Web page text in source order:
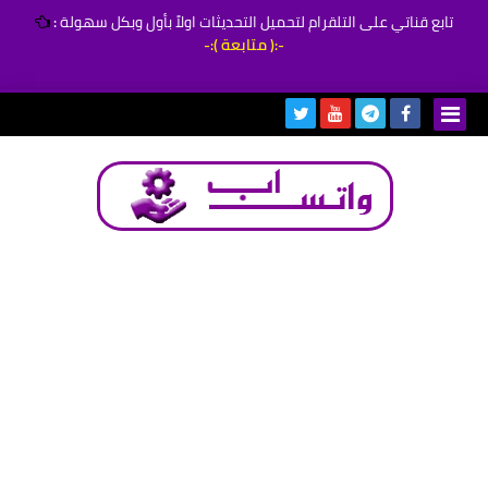
تابع قناتي على التلقرام لتحميل التحديثات اولاً بأول وبكل سهولة:
-:( متابعة ):-